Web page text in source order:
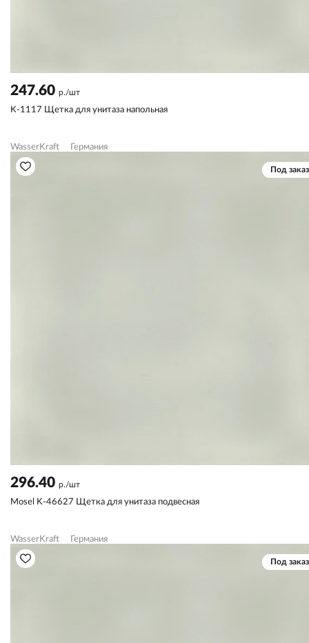
247.60 р./шт
K-1117 Щетка для унитаза напольная
WasserKraft Германия
Под заказ
296.40 р./шт
Mosel K-46627 Щетка для унитаза подвесная
WasserKraft Германия
Под заказ